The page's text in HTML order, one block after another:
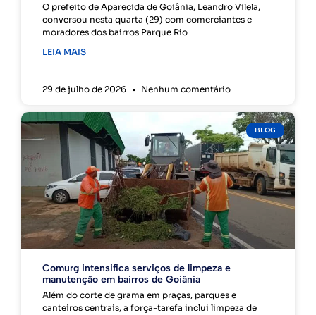
O prefeito de Aparecida de Goiânia, Leandro Vilela,
conversou nesta quarta (29) com comerciantes e
moradores dos bairros Parque Rio
LEIA MAIS
29 de julho de 2026 Nenhum comentário
BLOG
Comurg intensifica serviços de limpeza e
manutenção em bairros de Goiânia
Além do corte de grama em praças, parques e
canteiros centrais, a força-tarefa inclui limpeza de